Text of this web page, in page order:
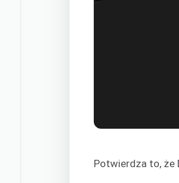
Potwierdza to, że